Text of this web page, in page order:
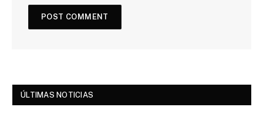
ÚLTIMAS NOTICIAS